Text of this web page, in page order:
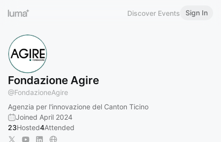
Discover Events Sign In
Fondazione Agire
@FondazioneAgire
Agenzia per l'innovazione del Canton Ticino
Joined April 2024
23Hosted4Attended